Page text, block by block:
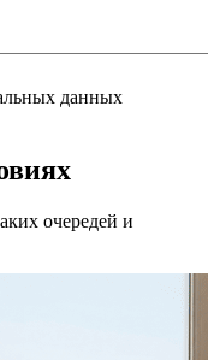
данных
очередей и